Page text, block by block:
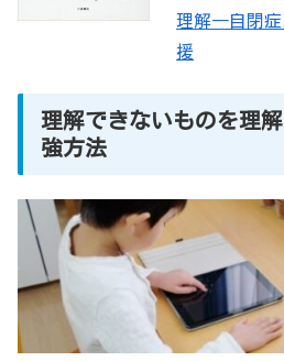
理解―自閉症
援
理解できないものを理
強方法